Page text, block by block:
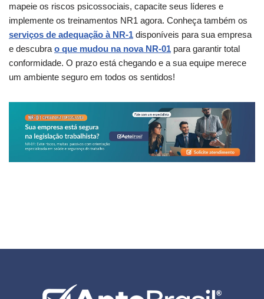
mapeie os riscos psicossociais, capacite seus líderes e
implemente os treinamentos NR1 agora. Conheça também os
serviços de adequação à NR-1 disponíveis para sua empresa
e descubra o que mudou na nova NR-01 para garantir total
conformidade. O prazo está chegando e a sua equipe merece
um ambiente seguro em todos os sentidos!